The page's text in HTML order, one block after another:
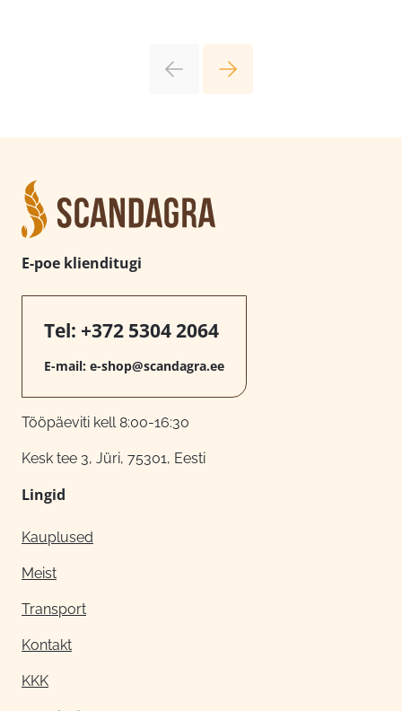
E-poe klienditugi
Tel: +372 5304 2064
E-mail: e-shop@scandagra.ee
Tööpäeviti kell 8:00-16:30
Kesk tee 3, Jüri, 75301, Eesti
Lingid
Kauplused
Meist
Transport
Kontakt
KKK